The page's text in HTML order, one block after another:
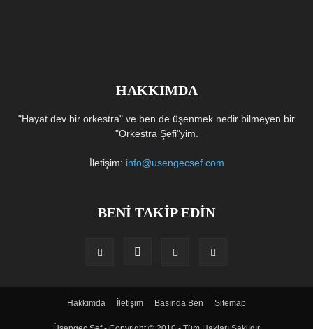
HAKKIMDA
"Hayat dev bir orkestra" ve ben de üşenmek nedir bilmeyen bir
"Orkestra Şefi"yim.
İletişim: info@usengecsef.com
BENİ TAKİP EDİN
Hakkımda İletişim Basında Ben Sitemap